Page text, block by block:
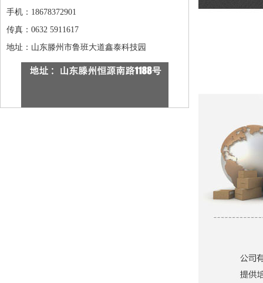
手机：18678372901
传真：0632 5911617
地址：山东滕州市鲁班大道鑫泰科技园